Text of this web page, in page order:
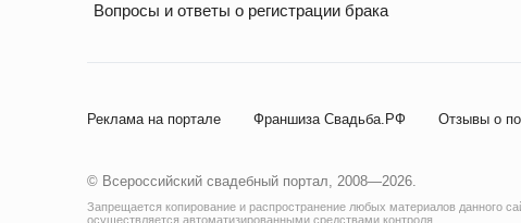
Вопросы и ответы о регистрации брака
Реклама на портале Франшиза Свадьба.РФ Отзывы о
© Всероссийский свадебный портал, 2008—2026.
Запрещается копирование и распространение любых материалов данного
осуществляется автоматизированными средствами контроля.